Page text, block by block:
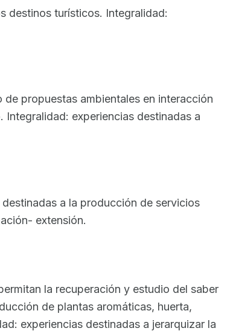
destinos turísticos. Integralidad:
propuestas ambientales en interacción
experiencias destinadas a
a la producción de servicios
extensión.
la recuperación y estudio del saber
de plantas aromáticas, huerta,
experiencias destinadas a jerarquizar la